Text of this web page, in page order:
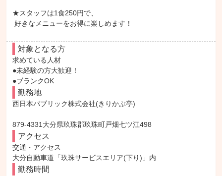
★スタッフは1食250円で、
好きなメニューをお得に楽しめます！
対象となる方
求めている人材
●未経験の方大歓迎！
●ブランクOK
勤務地
西日本パブリック株式会社(きりかぶ亭)
879-4331大分県玖珠郡玖珠町戸畑七ツ江498
アクセス
交通・アクセス
大分自動車道「玖珠サービスエリア(下り)」内
勤務時間